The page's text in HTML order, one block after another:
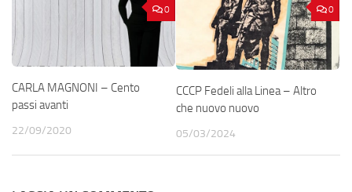
0
CARLA MAGNONI – Cento
passi avanti
22/09/2020
0
CCCP Fedeli alla Linea – Altro
che nuovo nuovo
05/03/2024